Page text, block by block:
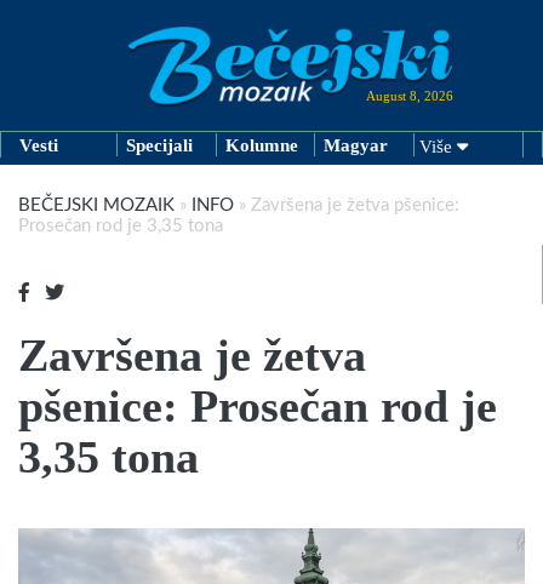
August 8, 2026
Vesti Specijali Kolumne Magyar Više
BEČEJSKI MOZAIK » INFO » Završena je žetva pšenice:
Prosečan rod je 3,35 tona
Završena je žetva
pšenice: Prosečan rod je
3,35 tona